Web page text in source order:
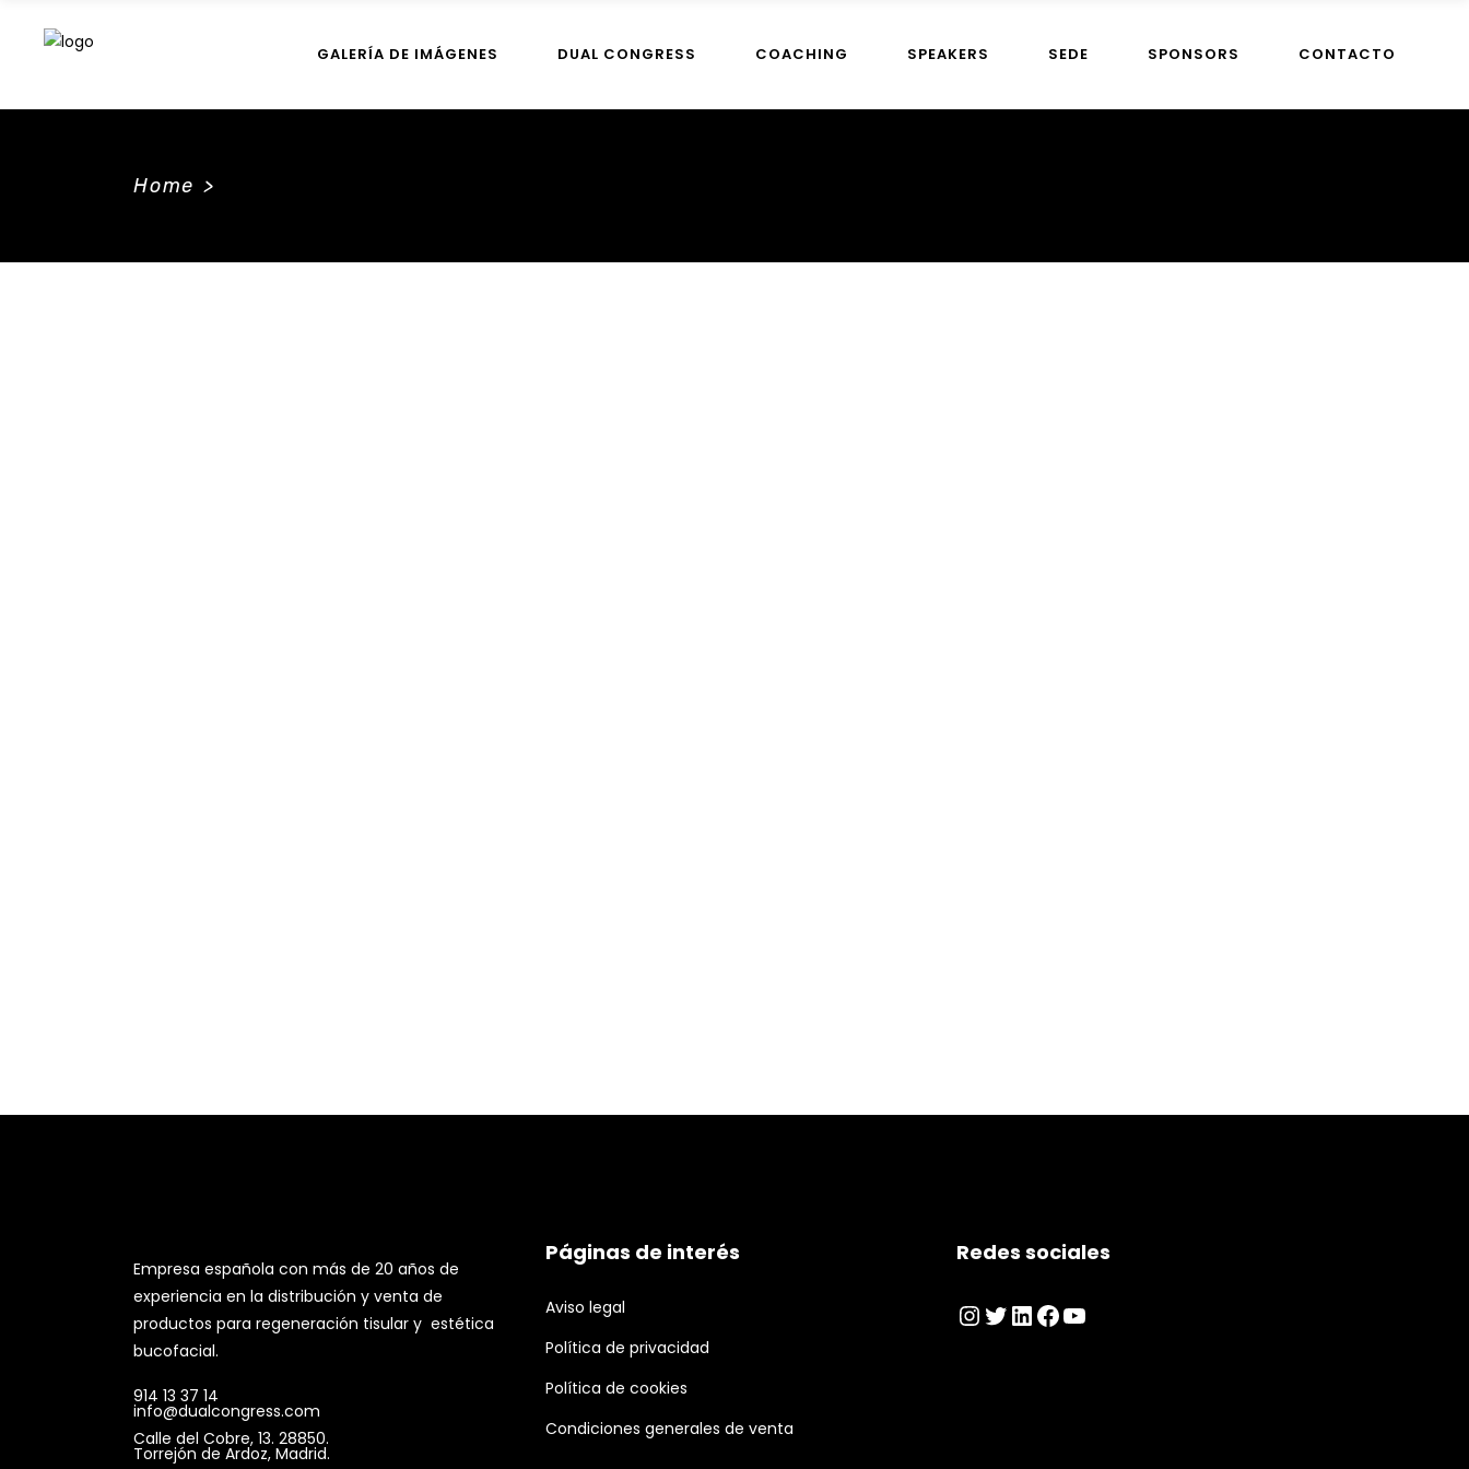
GALERÍA DE IMÁGENES DUAL CONGRESS COACHING SPEAKERS SEDE SPONSORS CONTACTO
Home >
Empresa española con más de 20 años de
experiencia en la distribución y venta de
productos para regeneración tisular y estética
bucofacial.
914 13 37 14
info@dualcongress.com
Calle del Cobre, 13. 28850.
Torrejón de Ardoz, Madrid.
Páginas de interés
Aviso legal
Política de privacidad
Política de cookies
Condiciones generales de venta
Redes sociales
Instagram
Twitter
LinkedIn
Facebook
YouTube